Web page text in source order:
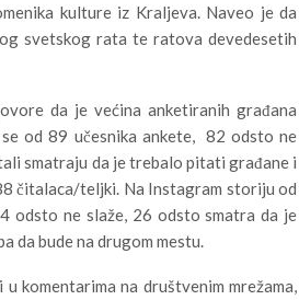
kulture iz Kraljeva. Naveo je da
svetskog rata te ratova devedesetih
da je većina anketiranih građana
od 89 učesnika ankete, 82 odsto ne
smatraju da je trebalo pitati građane i
čitalaca/teljki. Na Instagram storiju od
odsto ne slaže, 26 odsto smatra da je
da bude na drugom mestu.
komentarima na društvenim mrežama,